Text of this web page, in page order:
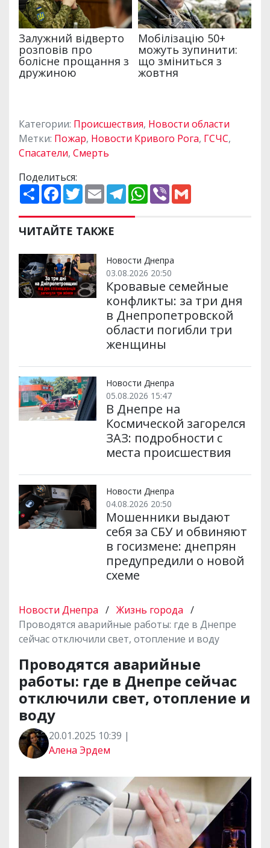
Категории: Происшествия, Новости области
Метки: Пожар, Новости Кривого Рога, ГСЧС,
Спасатели, Смерть
Поделиться:
П
о
и
р
и
и
F
a
e
b
o
k
T
w
t
t
e
E
m
i
l
T
e
e
m
W
h
p
V
ЧИТАЙТЕ ТАКЖЕ
Новости Днепра
03.08.2026 20:50
Кровавые семейные
конфликты: за три дня
в Днепропетровской
области погибли три
женщины
Новости Днепра
05.08.2026 15:47
В Днепре на
Космической загорелся
ЗАЗ: подробности с
места происшествия
Новости Днепра
04.08.2026 20:50
Мошенники выдают
себя за СБУ и обвиняют
в госизмене: днепрян
предупредили о новой
схеме
Новости Днепра / Жизнь города /
Проводятся аварийные работы: где в Днепре
сейчас отключили свет, отопление и воду
Проводятся аварийные
работы: где в Днепре сейчас
отключили свет, отопление и
воду
20.01.2025 10:39 |
Алена Эрдем